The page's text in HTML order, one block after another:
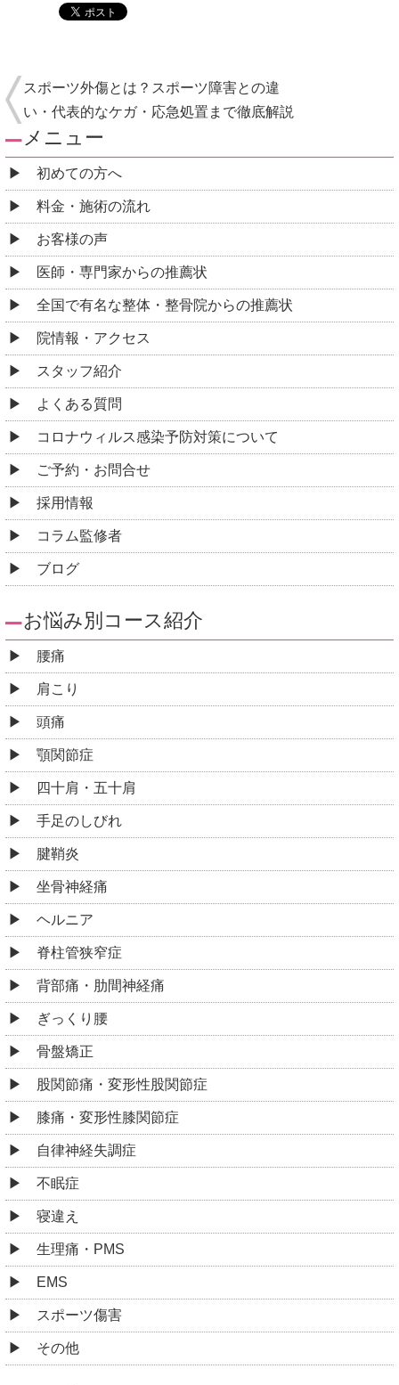
スポーツ外傷とは？スポーツ障害との違
い・代表的なケガ・応急処置まで徹底解説
メニュー
初めての方へ
料金・施術の流れ
お客様の声
医師・専門家からの推薦状
全国で有名な整体・整骨院からの推薦状
院情報・アクセス
スタッフ紹介
よくある質問
コロナウィルス感染予防対策について
ご予約・お問合せ
採用情報
コラム監修者
ブログ
お悩み別コース紹介
腰痛
肩こり
頭痛
顎関節症
四十肩・五十肩
手足のしびれ
腱鞘炎
坐骨神経痛
ヘルニア
脊柱管狭窄症
背部痛・肋間神経痛
ぎっくり腰
骨盤矯正
股関節痛・変形性股関節症
膝痛・変形性膝関節症
自律神経失調症
不眠症
寝違え
生理痛・PMS
EMS
スポーツ傷害
その他